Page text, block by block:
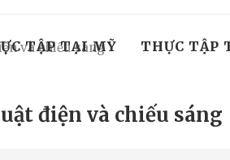
TẬP TẠI MỸ THỰC TẬP
và chiếu sáng
điện và chiếu sáng